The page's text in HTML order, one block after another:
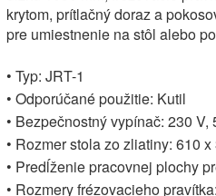
krytom, prítlačný doraz a
pre umiestnenie na stôl alebo
• Typ: JRT-1
• Odporúčané použitie: Kutil
• Bezpečnostný vypínač: 230
• Rozmer stola zo zliatiny: 610
• Predĺženie pracovnej plochy
• Rozmery frézovacieho